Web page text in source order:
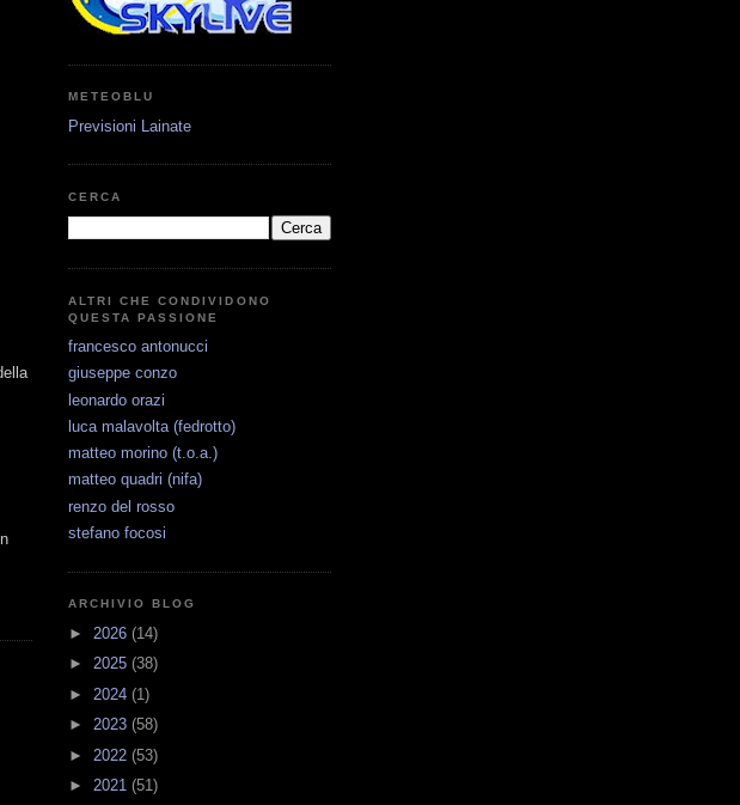
METEOBLU
Previsioni Lainate
CERCA
ALTRI CHE CONDIVIDONO
QUESTA PASSIONE
francesco antonucci
giuseppe conzo
leonardo orazi
luca malavolta (fedrotto)
matteo morino (t.o.a.)
matteo quadri (nifa)
renzo del rosso
stefano focosi
ARCHIVIO BLOG
► 2026 (14)
► 2025 (38)
► 2024 (1)
► 2023 (58)
► 2022 (53)
► 2021 (51)